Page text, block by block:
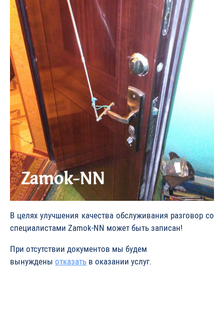
В целях улучшения качества обслуживания разговор со
специалистами Zamok-NN может быть записан!
При отсутствии документов мы будем
вынуждены отказать в оказании услуг.